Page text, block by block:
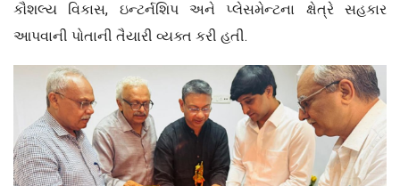
કૌશલ્ય વિકાસ, ઇન્ટર્નશિપ અને પ્લેસમેન્ટના ક્ષેત્રે સહકાર
આપવાની પોતાની તૈયારી વ્યક્ત કરી હતી.